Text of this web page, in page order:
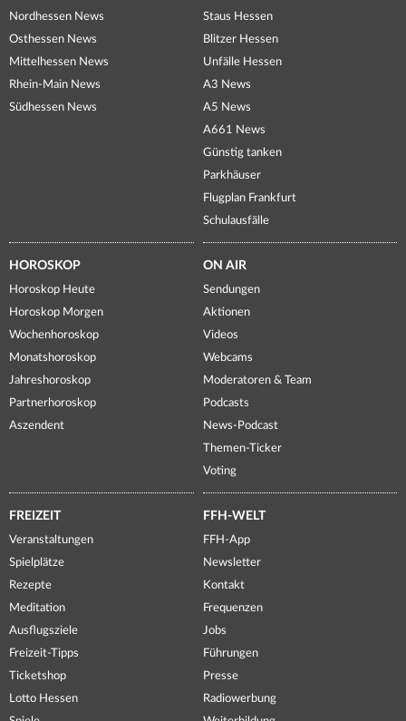
Nordhessen News
Osthessen News
Mittelhessen News
Rhein-Main News
Südhessen News
Staus Hessen
Blitzer Hessen
Unfälle Hessen
A3 News
A5 News
A661 News
Günstig tanken
Parkhäuser
Flugplan Frankfurt
Schulausfälle
HOROSKOP
Horoskop Heute
Horoskop Morgen
Wochenhoroskop
Monatshoroskop
Jahreshoroskop
Partnerhoroskop
Aszendent
ON AIR
Sendungen
Aktionen
Videos
Webcams
Moderatoren & Team
Podcasts
News-Podcast
Themen-Ticker
Voting
FREIZEIT
Veranstaltungen
Spielplätze
Rezepte
Meditation
Ausflugsziele
Freizeit-Tipps
Ticketshop
Lotto Hessen
FFH-WELT
FFH-App
Newsletter
Kontakt
Frequenzen
Jobs
Führungen
Presse
Radiowerbung